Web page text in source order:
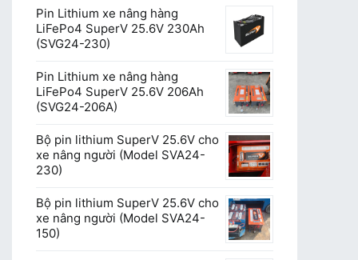
Pin Lithium xe nâng hàng
LiFePo4 SuperV 25.6V 230Ah
(SVG24-230)
Pin Lithium xe nâng hàng
LiFePo4 SuperV 25.6V 206Ah
(SVG24-206A)
Bộ pin lithium SuperV 25.6V cho
xe nâng người (Model SVA24-
230)
Bộ pin lithium SuperV 25.6V cho
xe nâng người (Model SVA24-
150)